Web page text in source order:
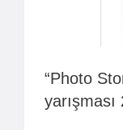
“Photo
yarışması